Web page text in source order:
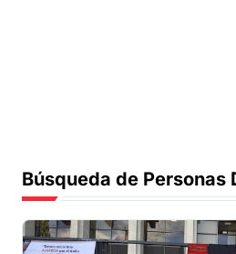
Búsqueda de Personas